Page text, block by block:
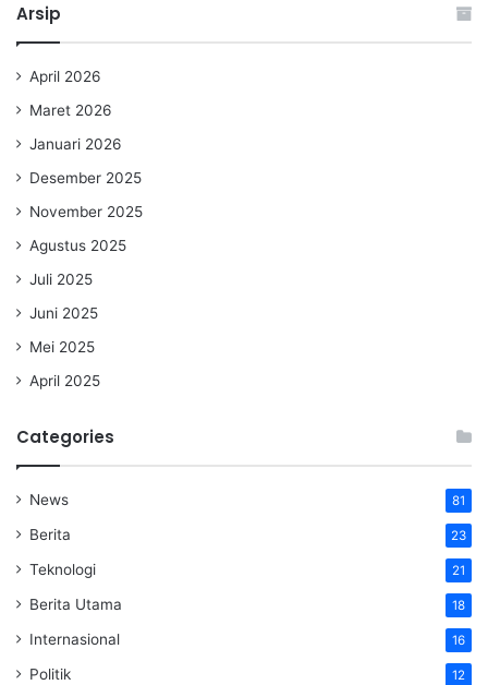
Arsip
April 2026
Maret 2026
Januari 2026
Desember 2025
November 2025
Agustus 2025
Juli 2025
Juni 2025
Mei 2025
April 2025
Categories
News 81
Berita 23
Teknologi 21
Berita Utama 18
Internasional 16
Politik 12